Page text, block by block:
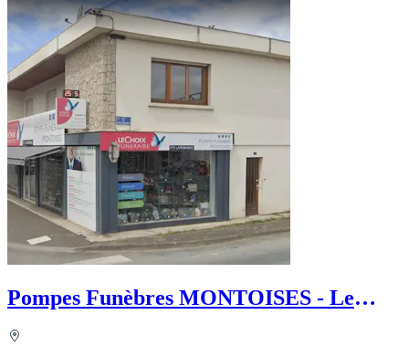
Pompes Funèbres MONTOISES - Le